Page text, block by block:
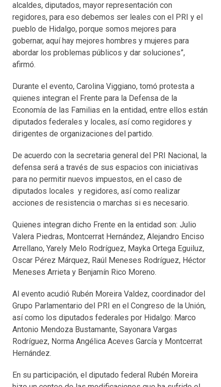
alcaldes, diputados, mayor representación con
regidores, para eso debemos ser leales con el PRI y el
pueblo de Hidalgo, porque somos mejores para
gobernar, aquí hay mejores hombres y mujeres para
abordar los problemas públicos y dar soluciones”,
afirmó.
Durante el evento, Carolina Viggiano, tomó protesta a
quienes integran el Frente para la Defensa de la
Economía de las Familias en la entidad, entre ellos están
diputados federales y locales, así como regidores y
dirigentes de organizaciones del partido.
De acuerdo con la secretaria general del PRI Nacional, la
defensa será a través de sus espacios con iniciativas
para no permitir nuevos impuestos, en el caso de
diputados locales y regidores, así como realizar
acciones de resistencia o marchas si es necesario.
Quienes integran dicho Frente en la entidad son: Julio
Valera Piedras, Montcerrat Hernández, Alejandro Enciso
Arrellano, Yarely Melo Rodríguez, Mayka Ortega Eguiluz,
Oscar Pérez Márquez, Raúl Meneses Rodríguez, Héctor
Meneses Arrieta y Benjamín Rico Moreno.
Al evento acudió Rubén Moreira Valdez, coordinador del
Grupo Parlamentario del PRI en el Congreso de la Unión,
así como los diputados federales por Hidalgo: Marco
Antonio Mendoza Bustamante, Sayonara Vargas
Rodríguez, Norma Angélica Aceves García y Montcerrat
Hernández.
En su participación, el diputado federal Rubén Moreira